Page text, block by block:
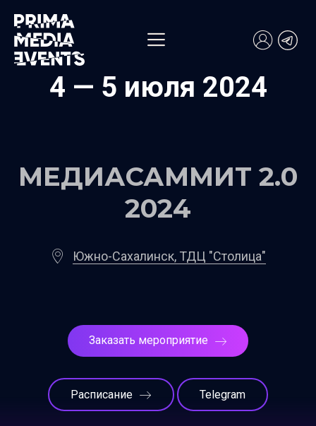
4 — 5 июля 2024
МЕДИАСАММИТ 2.0
2024
Южно-Сахалинск, ТДЦ "Столица"
Заказать мероприятие
Расписание Telegram